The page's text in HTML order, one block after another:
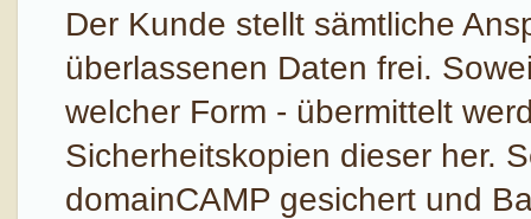
Der Kunde stellt sämtliche
überlassenen Daten frei.
welcher Form - übermittelt
Sicherheitskopien dieser her.
domainCAMP gesichert und